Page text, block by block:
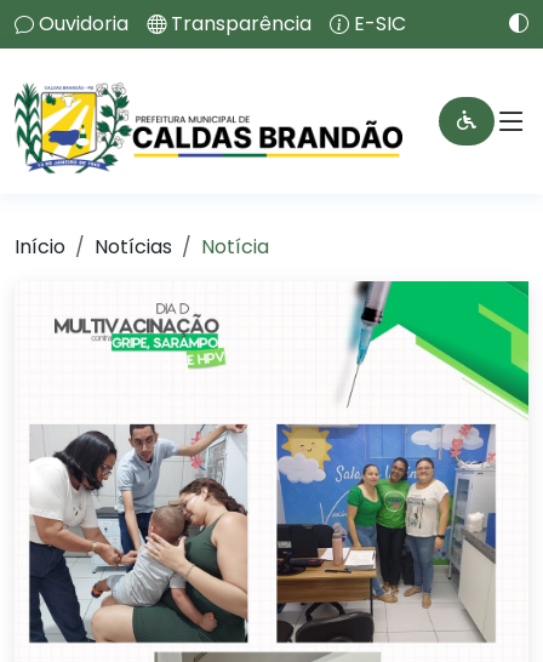
Ouvidoria Transparência E-SIC
Início Notícias Notícia